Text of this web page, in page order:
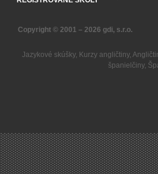
Copyright © 2001 – 2026 gdi, s.r.o.
Jazykové skúšky, Kurzy angličtiny,
španielčiny,